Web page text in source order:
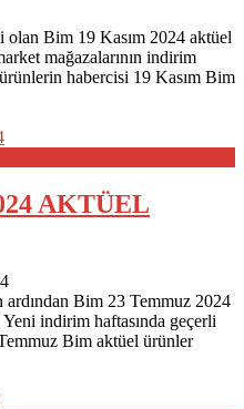
olan Bim 19 Kasım 2024 aktüel
mağazalarının indirim
habercisi 19 Kasım Bim
AKTÜEL
Bim 23 Temmuz 2024
indirim haftasında geçerli
Bim aktüel ürünler